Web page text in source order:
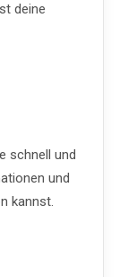
deine
schnell und
und
kannst.